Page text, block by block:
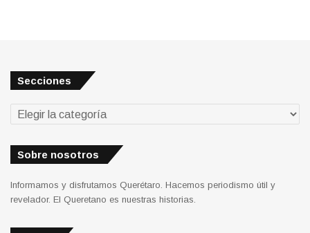
Secciones
Secciones
Sobre nosotros
Informamos y disfrutamos Querétaro. Hacemos periodismo útil y
revelador. El Queretano es nuestras historias.